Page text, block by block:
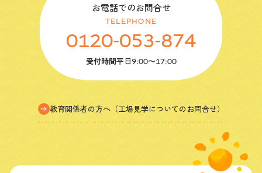
お電話でのお問合せ
TELEPHONE
0120-053-874
受付時間平日9:00〜17:00
教育関係者の方へ（工場見学についてのお問合せ）